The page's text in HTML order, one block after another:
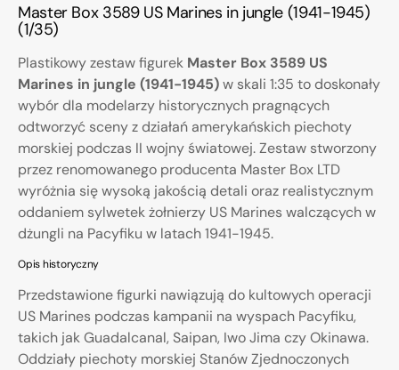
Master Box 3589 US Marines in jungle (1941-1945)
(1/35)
Plastikowy zestaw figurek Master Box 3589 US
Marines in jungle (1941-1945)w skali 1:35 to doskonały
wybór dla modelarzy historycznych pragnących
odtworzyć sceny z działań amerykańskich piechoty
morskiej podczas II wojny światowej. Zestaw stworzony
przez renomowanego producenta Master Box LTD
wyróżnia się wysoką jakością detali oraz realistycznym
oddaniem sylwetek żołnierzy US Marines walczących w
dżungli na Pacyfiku w latach 1941-1945.
Opis historyczny
Przedstawione figurki nawiązują do kultowych operacji
US Marines podczas kampanii na wyspach Pacyfiku,
takich jak Guadalcanal, Saipan, Iwo Jima czy Okinawa.
Oddziały piechoty morskiej Stanów Zjednoczonych